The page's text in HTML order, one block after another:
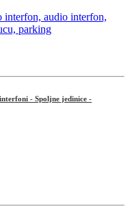
- Spoljne jedinice -